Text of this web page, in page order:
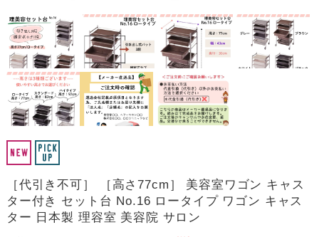
［代引き不可］ ［高さ77cm］ 美容室ワゴン キャス
ター付き セット台 No.16 ロータイプ ワゴン キャス
ター 日本製 理容室 美容院 サロン